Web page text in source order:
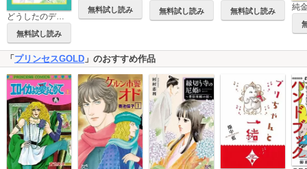
どうしたのデイジー？
無料試し読み
無料試し読み 無料試し読み 無料試し読み 純
「 プリンセスGOLD 」のおすすめ作品